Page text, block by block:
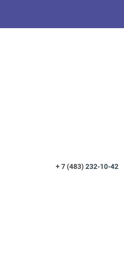
+ 7 (483)232-10-42